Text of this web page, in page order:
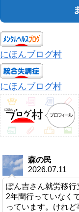
にほんブログ村
にほんブログ村
森の民
2026.07.11
ぽん吉さん就労移行
2年間行っていなく
っています。けれ